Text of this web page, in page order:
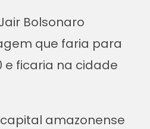
Bolsonaro
que faria para
e ficaria na cidade
amazonense